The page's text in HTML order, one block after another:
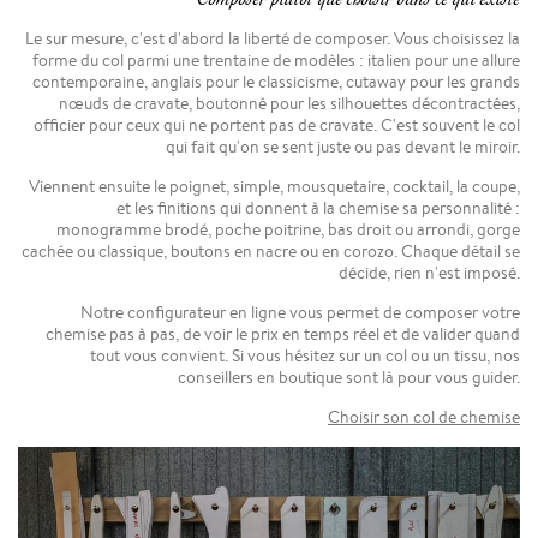
Le sur mesure, c'est d'abord la liberté de composer. Vous choisissez la
forme du col parmi une trentaine de modèles : italien pour une allure
contemporaine, anglais pour le classicisme, cutaway pour les grands
nœuds de cravate, boutonné pour les silhouettes décontractées,
officier pour ceux qui ne portent pas de cravate. C'est souvent le col
qui fait qu'on se sent juste ou pas devant le miroir.
Viennent ensuite le poignet, simple, mousquetaire, cocktail, la coupe,
et les finitions qui donnent à la chemise sa personnalité :
monogramme brodé, poche poitrine, bas droit ou arrondi, gorge
cachée ou classique, boutons en nacre ou en corozo. Chaque détail se
décide, rien n'est imposé.
Notre configurateur en ligne vous permet de composer votre
chemise pas à pas, de voir le prix en temps réel et de valider quand
tout vous convient. Si vous hésitez sur un col ou un tissu, nos
conseillers en boutique sont là pour vous guider.
Choisir son col de chemise